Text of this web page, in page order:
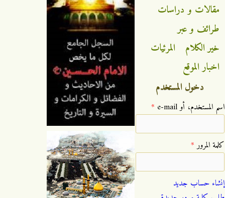
مقالات و دراسات
طرائف و عبر
خير الكلام
المرئيات
اخبار الموقع
دخول المستخدم
‏اسم المستخدم، أو e-mail ‏ *
‏كلمة المرور ‏*
إنشاء حساب جديد